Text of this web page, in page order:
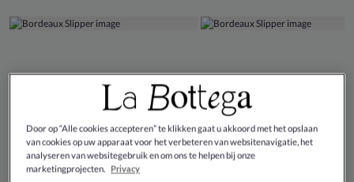
Door op “Alle cookies accepteren” te klikken gaat u akkoord met het opslaan
van cookies op uw apparaat voor het verbeteren van websitenavigatie, het
analyseren van websitegebruik en om ons te helpen bij onze
marketingprojecten.
Privacy